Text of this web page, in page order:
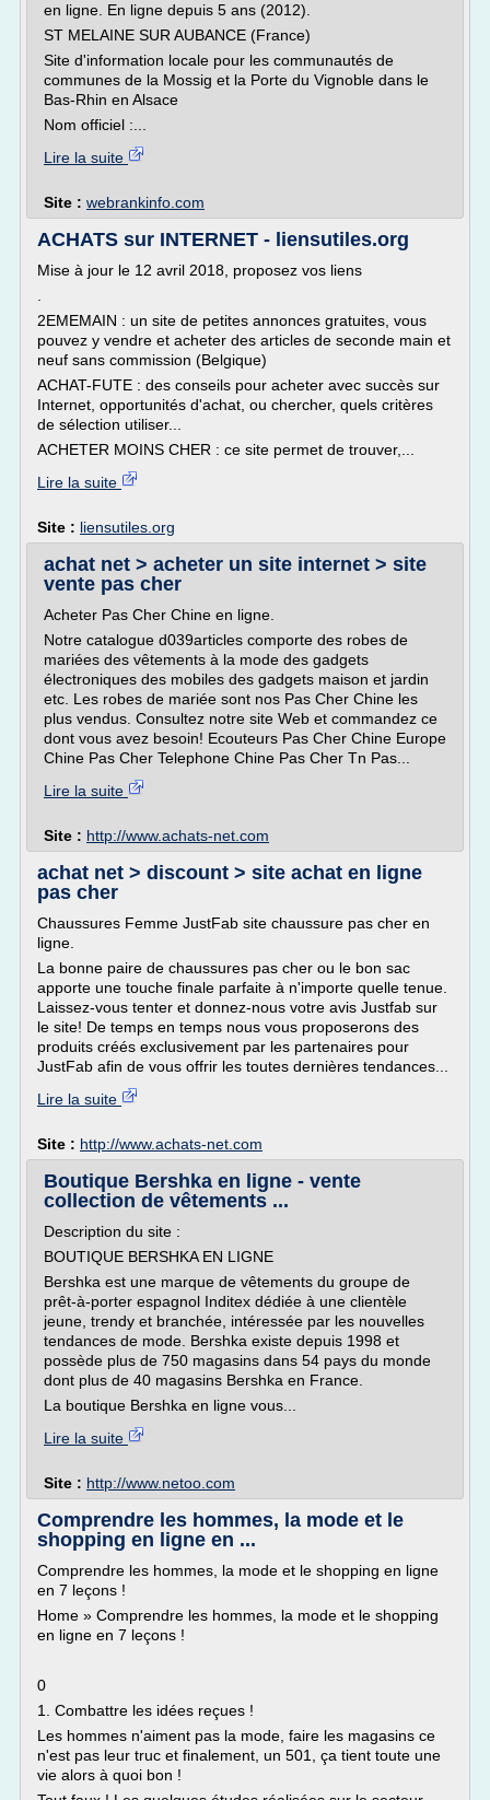
en ligne. En ligne depuis 5 ans (2012).
ST MELAINE SUR AUBANCE (France)
Site d'information locale pour les communautés de
communes de la Mossig et la Porte du Vignoble dans le
Bas-Rhin en Alsace
Nom officiel :...
Lire la suite
Site : webrankinfo.com
ACHATS sur INTERNET - liensutiles.org
Mise à jour le 12 avril 2018, proposez vos liens
2EMEMAIN : un site de petites annonces gratuites, vous
pouvez y vendre et acheter des articles de seconde main et
neuf sans commission (Belgique)
ACHAT-FUTE : des conseils pour acheter avec succès sur
Internet, opportunités d'achat, ou chercher, quels critères
de sélection utiliser...
ACHETER MOINS CHER : ce site permet de trouver,...
Lire la suite
Site : liensutiles.org
achat net > acheter un site internet > site
vente pas cher
Acheter Pas Cher Chine en ligne.
Notre catalogue d039articles comporte des robes de
mariées des vêtements à la mode des gadgets
électroniques des mobiles des gadgets maison et jardin
etc. Les robes de mariée sont nos Pas Cher Chine les
plus vendus. Consultez notre site Web et commandez ce
dont vous avez besoin! Ecouteurs Pas Cher Chine Europe
Chine Pas Cher Telephone Chine Pas Cher Tn Pas...
Lire la suite
Site : http://www.achats-net.com
achat net > discount > site achat en ligne
pas cher
Chaussures Femme JustFab site chaussure pas cher en
ligne.
La bonne paire de chaussures pas cher ou le bon sac
apporte une touche finale parfaite à n'importe quelle tenue.
Laissez-vous tenter et donnez-nous votre avis Justfab sur
le site! De temps en temps nous vous proposerons des
produits créés exclusivement par les partenaires pour
JustFab afin de vous offrir les toutes dernières tendances...
Lire la suite
Site : http://www.achats-net.com
Boutique Bershka en ligne - vente
collection de vêtements ...
Description du site :
BOUTIQUE BERSHKA EN LIGNE
Bershka est une marque de vêtements du groupe de
prêt-à-porter espagnol Inditex dédiée à une clientèle
jeune, trendy et branchée, intéressée par les nouvelles
tendances de mode. Bershka existe depuis 1998 et
possède plus de 750 magasins dans 54 pays du monde
dont plus de 40 magasins Bershka en France.
La boutique Bershka en ligne vous...
Lire la suite
Site : http://www.netoo.com
Comprendre les hommes, la mode et le
shopping en ligne en ...
Comprendre les hommes, la mode et le shopping en ligne
en 7 leçons !
Home » Comprendre les hommes, la mode et le shopping
en ligne en 7 leçons !
0
1. Combattre les idées reçues !
Les hommes n'aiment pas la mode, faire les magasins ce
n'est pas leur truc et finalement, un 501, ça tient toute une
vie alors à quoi bon !